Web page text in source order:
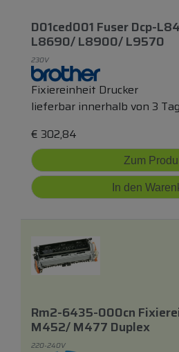
D01ced001 Fuser Dcp-
L8690/ L8900/ L9570
230V
Fixiereinheit Drucker
lieferbar innerhalb von 3
€ 302,84
Zum
In den
Rm2-6435-000cn
M452/ M477 Duplex
220-240V